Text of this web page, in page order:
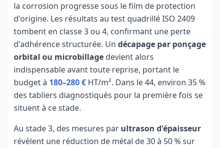
la corrosion progresse sous le film de protection
d'origine. Les résultats au test quadrillé ISO 2409
tombent en classe 3 ou 4, confirmant une perte
d'adhérence structurée. Un décapage par ponçage
orbital ou microbillage devient alors
indispensable avant toute reprise, portant le
budget à 180–280 € HT/m². Dans le 44, environ 35 %
des tabliers diagnostiqués pour la première fois se
situent à ce stade.
Au stade 3, des mesures par ultrason d'épaisseur
révèlent une réduction de métal de 30 à 50 % sur